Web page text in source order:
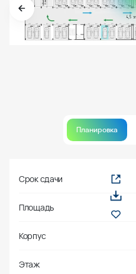
Планировка
Срок сдачи
Площадь
Корпус
Этаж